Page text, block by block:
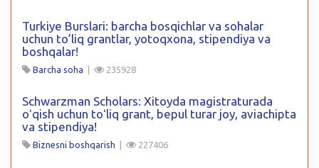
Turkiye Burslari: barcha bosqichlar va sohalar
uchun to’liq grantlar, yotoqxona, stipendiya va
boshqalar!
Barcha soha | 235928
Schwarzman Scholars: Xitoyda magistraturada
oʻqish uchun toʻliq grant, bepul turar joy, aviachipta
va stipendiya!
Biznesni boshqarish | 227406